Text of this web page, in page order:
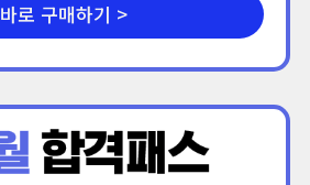
바로 구매하기 >